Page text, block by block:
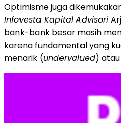
Optimisme juga
Infovesta Kapital Advisori
bank-bank besar masih
karena fundamental yang
menarik (undervalued) atau